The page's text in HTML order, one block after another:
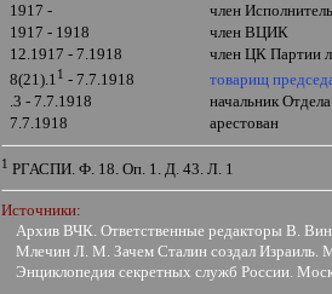
1917 -
член
1917 - 1918
член ВЦИК
12.1917 - 7.1918
член ЦК Партии
8(21).11 - 7.7.1918
товарищ
.3 - 7.7.1918
начальник
7.7.1918
арестован
1 РГАСПИ. Ф. 18. Оп. 1. Д. 43. Л. 1
Источники:
Архив ВЧК. Ответственные редакторы В.
Млечин Л. М. Зачем Сталин создал
Энциклопедия секретных служб России.